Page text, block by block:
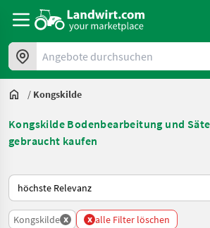
Angebote durchsuchen
/ Kongskilde
Kongskilde Bodenbearbeitung und
gebraucht kaufen
So wird auf Landwirt.com sortiert
Kongskilde x x alle Filter löschen